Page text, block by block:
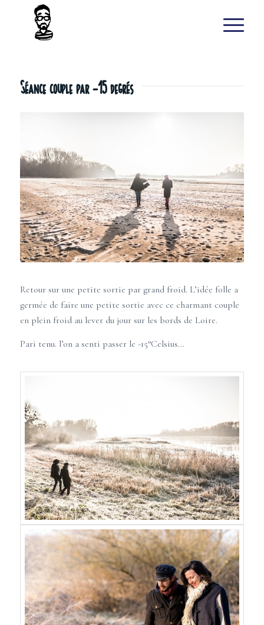
Séance couple par -15 degrés
Retour sur une petite sortie par grand froid. L’idée folle a
germée de faire une petite sortie avec ce charmant couple
en plein froid au lever du jour sur les bords de Loire.
Pari tenu. l’on a senti passer le -15°Celsius…